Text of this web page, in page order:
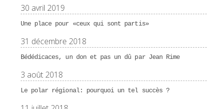
30 avril 2019
Une place pour «ceux qui sont partis»
31 décembre 2018
Bédédicaces, un don et pas un dû par Jean Rime
3 août 2018
Le polar régional: pourquoi un tel succès ?